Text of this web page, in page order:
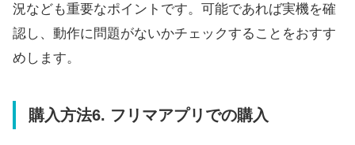
況なども重要なポイントです。可能であれば実機を確
認し、動作に問題がないかチェックすることをおすす
めします。
購入方法6. フリマアプリでの購入